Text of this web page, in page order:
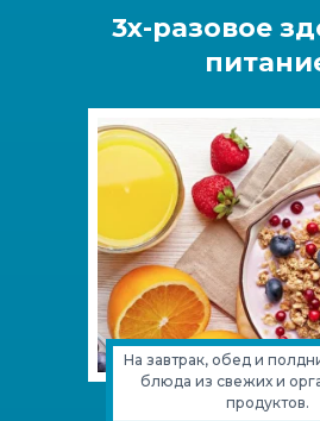
3х-разовое
На завтрак, обед и
блюда из свежих и
продуктов.